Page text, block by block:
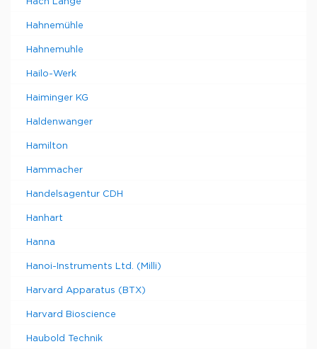
Hach Lange
Hahnemühle
Hahnemuhle
Hailo-Werk
Haiminger KG
Haldenwanger
Hamilton
Hammacher
Handelsagentur CDH
Hanhart
Hanna
Hanoi-Instruments Ltd. (Milli)
Harvard Apparatus (BTX)
Harvard Bioscience
Haubold Technik